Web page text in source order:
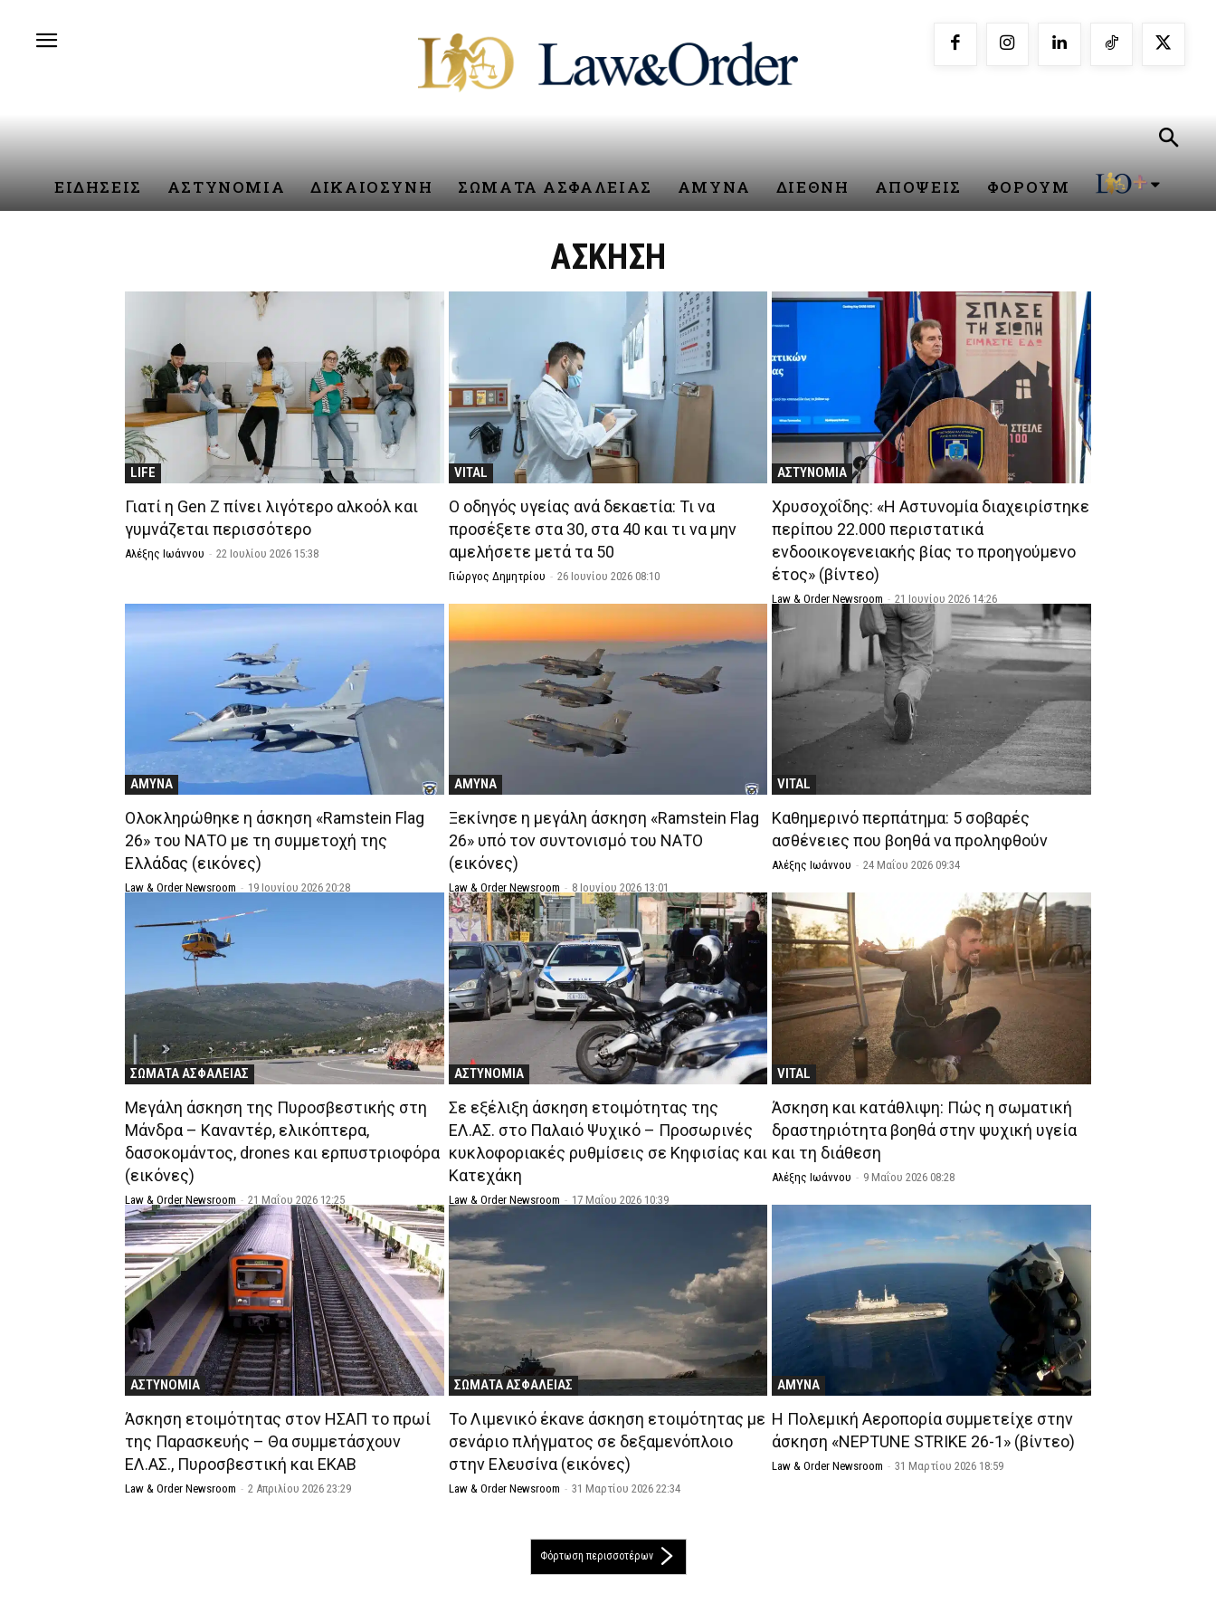
ΕΙΔΗΣΕΙΣ ΑΣΤΥΝΟΜΙΑ ΔΙΚΑΙΟΣΥΝΗ ΣΩΜΑΤΑ ΑΣΦΑΛΕΙΑΣ ΑΜΥΝΑ ΔΙΕΘΝΗ ΑΠΟΨΕΙΣ ΦΟΡΟΥΜ
ΑΣΚΗΣΗ
LIFE
Γιατί η Gen Z πίνει λιγότερο αλκοόλ και
γυμνάζεται περισσότερο
Αλέξης Ιωάννου - 22 Ιουλίου 2026 15:38
VITAL
Ο οδηγός υγείας ανά δεκαετία: Τι να
προσέξετε στα 30, στα 40 και τι να μην
αμελήσετε μετά τα 50
Γιώργος Δημητρίου - 26 Ιουνίου 2026 08:10
ΑΣΤΥΝΟΜΙΑ
Χρυσοχοΐδης: «Η Αστυνομία διαχειρίστηκε
περίπου 22.000 περιστατικά
ενδοοικογενειακής βίας το προηγούμενο
έτος» (βίντεο)
Law & Order Newsroom - 21 Ιουνίου 2026 14:26
ΑΜΥΝΑ
Ολοκληρώθηκε η άσκηση «Ramstein Flag
26» του ΝΑΤΟ με τη συμμετοχή της
Ελλάδας (εικόνες)
Law & Order Newsroom - 19 Ιουνίου 2026 20:28
ΑΜΥΝΑ
Ξεκίνησε η μεγάλη άσκηση «Ramstein Flag
26» υπό τον συντονισμό του ΝΑΤΟ
(εικόνες)
Law & Order Newsroom - 8 Ιουνίου 2026 13:01
VITAL
Καθημερινό περπάτημα: 5 σοβαρές
ασθένειες που βοηθά να προληφθούν
Αλέξης Ιωάννου - 24 Μαΐου 2026 09:34
ΣΩΜΑΤΑ ΑΣΦΑΛΕΙΑΣ
Μεγάλη άσκηση της Πυροσβεστικής στη
Μάνδρα – Καναντέρ, ελικόπτερα,
δασοκομάντος, drones και ερπυστριοφόρα
(εικόνες)
Law & Order Newsroom - 21 Μαΐου 2026 12:25
ΑΣΤΥΝΟΜΙΑ
Σε εξέλιξη άσκηση ετοιμότητας της
ΕΛ.ΑΣ. στο Παλαιό Ψυχικό – Προσωρινές
κυκλοφοριακές ρυθμίσεις σε Κηφισίας και
Κατεχάκη
Law & Order Newsroom - 17 Μαΐου 2026 10:39
VITAL
Άσκηση και κατάθλιψη: Πώς η σωματική
δραστηριότητα βοηθά στην ψυχική υγεία
και τη διάθεση
Αλέξης Ιωάννου - 9 Μαΐου 2026 08:28
ΑΣΤΥΝΟΜΙΑ
Άσκηση ετοιμότητας στον ΗΣΑΠ το πρωί
της Παρασκευής – Θα συμμετάσχουν
ΕΛ.ΑΣ., Πυροσβεστική και ΕΚΑΒ
Law & Order Newsroom - 2 Απριλίου 2026 23:29
ΣΩΜΑΤΑ ΑΣΦΑΛΕΙΑΣ
Το Λιμενικό έκανε άσκηση ετοιμότητας με
σενάριο πλήγματος σε δεξαμενόπλοιο
στην Ελευσίνα (εικόνες)
Law & Order Newsroom - 31 Μαρτίου 2026 22:34
ΑΜΥΝΑ
Η Πολεμική Αεροπορία συμμετείχε στην
άσκηση «NEPTUNE STRIKE 26-1» (βίντεο)
Law & Order Newsroom - 31 Μαρτίου 2026 18:59
Φόρτωση περισσοτέρων